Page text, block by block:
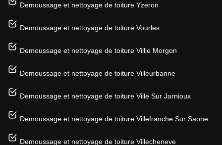
Demoussage et nettoyage de toiture Yzeron
Demoussage et nettoyage de toiture Vourles
Demoussage et nettoyage de toiture Villie Morgon
Demoussage et nettoyage de toiture Villeurbanne
Demoussage et nettoyage de toiture Ville Sur Jarnioux
Demoussage et nettoyage de toiture Villefranche Sur Saone
Demoussage et nettoyage de toiture Villecheneve